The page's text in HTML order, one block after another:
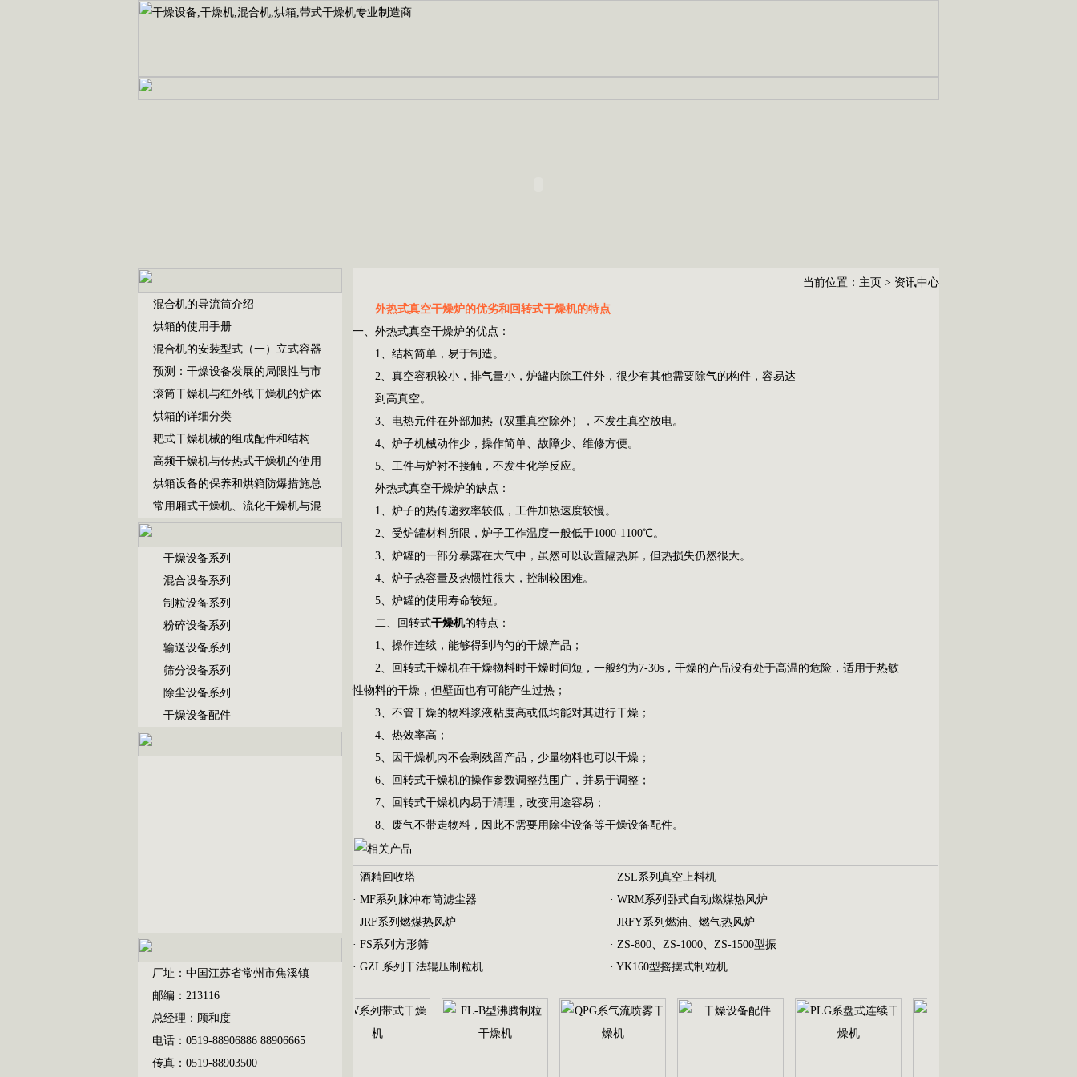
混合机的导流筒介绍
烘箱的使用手册
混合机的安装型式（一）立式容器
预测：干燥设备发展的局限性与市
滚筒干燥机与红外线干燥机的炉体
烘箱的详细分类
耙式干燥机械的组成配件和结构
高频干燥机与传热式干燥机的使用
烘箱设备的保养和烘箱防爆措施总
常用厢式干燥机、流化干燥机与混
干燥设备系列
混合设备系列
制粒设备系列
粉碎设备系列
输送设备系列
筛分设备系列
除尘设备系列
干燥设备配件
厂址：中国江苏省常州市焦溪镇
邮编：213116
总经理：顾和度
电话：0519-88906886 88906665
传真：0519-88903500
当前位置： 主页 > 资讯中心
外热式真空干燥炉的优劣和回转式干燥机的特点
一、外热式真空干燥炉的优点：
1、结构简单，易于制造。
2、真空容积较小，排气量小，炉罐内除工件外，很少有其他需要除气的构件，容易达
到高真空。
3、电热元件在外部加热（双重真空除外），不发生真空放电。
4、炉子机械动作少，操作简单、故障少、维修方便。
5、工件与炉衬不接触，不发生化学反应。
外热式真空干燥炉的缺点：
1、炉子的热传递效率较低，工件加热速度较慢。
2、受炉罐材料所限，炉子工作温度一般低于1000-1100℃。
3、炉罐的一部分暴露在大气中，虽然可以设置隔热屏，但热损失仍然很大。
4、炉子热容量及热惯性很大，控制较困难。
5、炉罐的使用寿命较短。
二、回转式干燥机的特点：
1、操作连续，能够得到均匀的干燥产品；
2、回转式干燥机在干燥物料时干燥时间短，一般约为7-30s，干燥的产品没有处于高温的危险，适用于热敏
性物料的干燥，但壁面也有可能产生过热；
3、不管干燥的物料浆液粘度高或低均能对其进行干燥；
4、热效率高；
5、因干燥机内不会剩残留产品，少量物料也可以干燥；
6、回转式干燥机的操作参数调整范围广，并易于调整；
7、回转式干燥机内易于清理，改变用途容易；
8、废气不带走物料，因此不需要用除尘设备等干燥设备配件。
· 酒精回收塔 · ZSL系列真空上料机
· MF系列脉冲布筒滤尘器 · WRM系列卧式自动燃煤热风炉
· JRF系列燃煤热风炉 · JRFY系列燃油、燃气热风炉
· FS系列方形筛 · ZS-800、ZS-1000、ZS-1500型振
· GZL系列干法辊压制粒机 · YK160型摇摆式制粒机